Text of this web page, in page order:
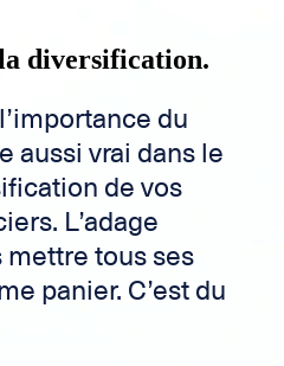
diversification.
du
aussi vrai dans le
de vos
L’adage
mettre tous ses
panier. C’est du